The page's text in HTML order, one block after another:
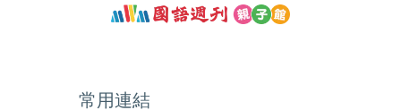
常用連結